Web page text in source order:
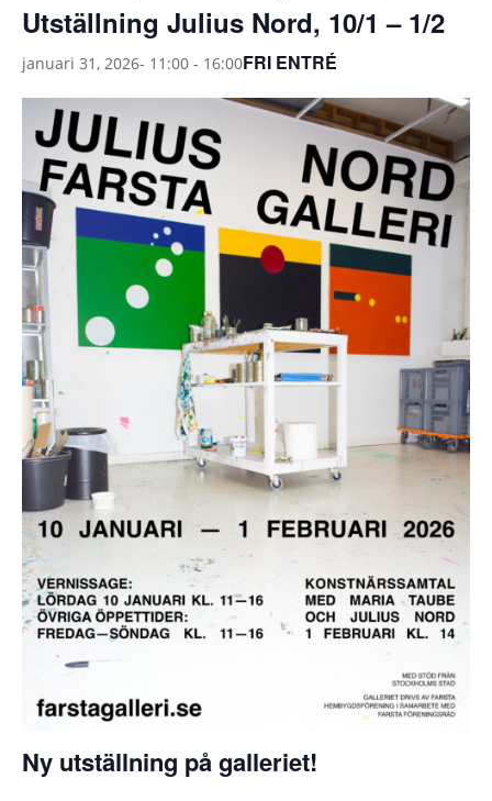
Utställning Julius Nord, 10/1 – 1/2
januari 31, 2026- 11:00 - 16:00FRI ENTRÉ
Ny utställning på galleriet!